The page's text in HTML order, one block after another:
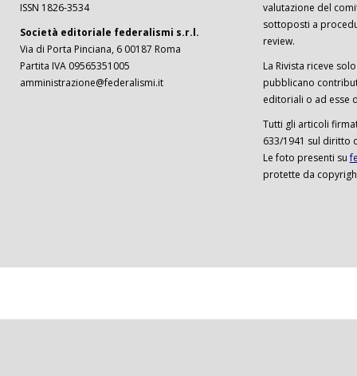
ISSN 1826-3534
Società editoriale federalismi s.r.l.
Via di Porta Pinciana, 6 00187 Roma
Partita IVA 09565351005
amministrazione@federalismi.it
valutazione del
sottoposti a
review.
La Rivista riceve
pubblicano
editoriali o ad esse
Tutti gli articoli
633/1941 sul diritto
Le foto presenti su
protette da